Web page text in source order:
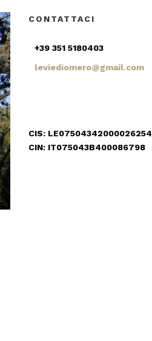
CONTATTACI
+39 351 5180403
leviediomero@gmail.com
CIS: LE07504342000026254
CIN: IT075043B400086798